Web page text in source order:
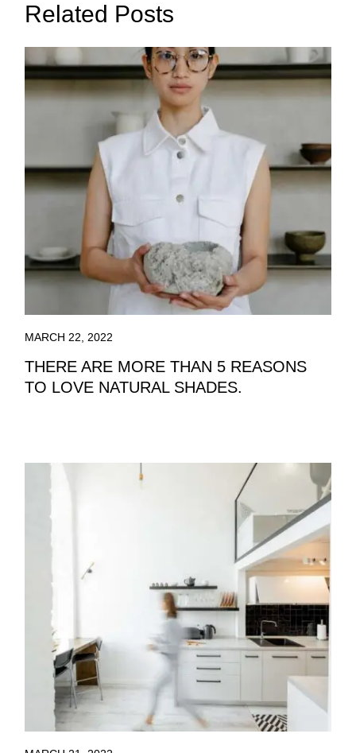
Related Posts
MARCH 22, 2022
THERE ARE MORE THAN 5 REASONS
TO LOVE NATURAL SHADES.